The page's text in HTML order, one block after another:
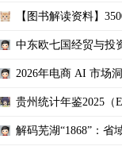
【图书解读资料】
中东欧七国经贸与投
2026年电商 AI 市场
贵州统计年鉴2025（
解码芜湖“1868”：省